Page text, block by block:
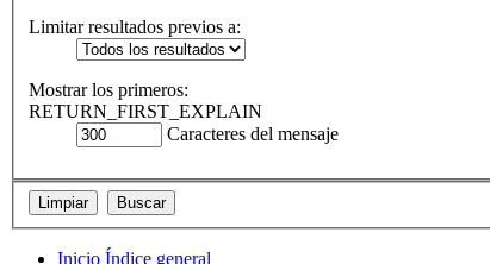
Limitar resultados previos a:
Mostrar los primeros:
RETURN_FIRST_EXPLAIN
Caracteres del mensaje
Inicio Índice general